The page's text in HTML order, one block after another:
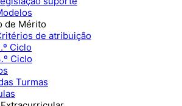
de Mérito
de atribuição
Ciclo
Ciclo
Turmas